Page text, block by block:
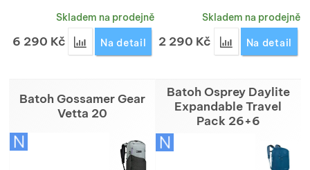
Skladem na prodejně
6 290 Kč Přidat 'Kabát Montura Versante Jacket unisex' k
Na detail
Skladem na prodejně
2 290 Kč Přidat 'Šaty
Na detail
Batoh Gossamer Gear
Vetta 20
Batoh Osprey Daylite
Expandable Travel
Pack 26+6